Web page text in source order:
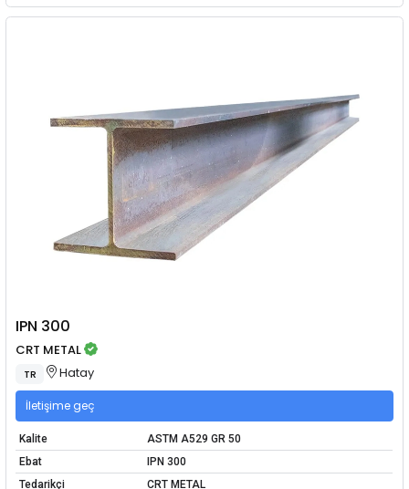
IPN 300
CRT METAL
TR Hatay
İletişime geç
Kalite
ASTM A529 GR 50
Ebat
IPN 300
Tedarikçi
CRT METAL